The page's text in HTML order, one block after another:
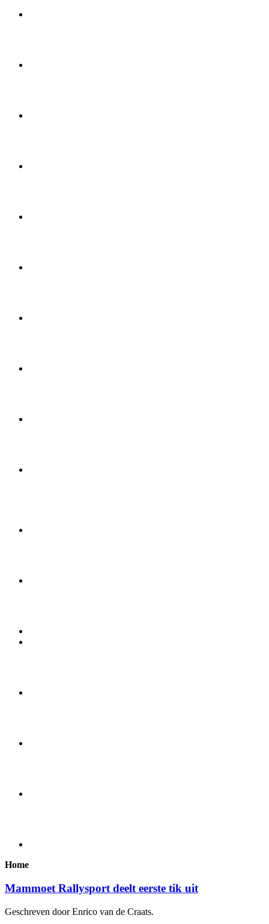
Home
Mammoet Rallysport deelt eerste tik uit
Geschreven door Enrico van de Craats.